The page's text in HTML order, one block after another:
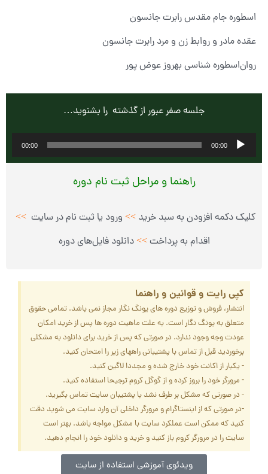
اسطوره جام مقدس رابرت جانسون
عقده مادر و روابط زن و مرد رابرت جانسون
روان‌اسطوره شناسی بهروز عوض پور
جلسه صفر عبور از گذشته را بشنوید…
پخش‌کننده
صوت
00:00
00:00
راهنما و مراحل ثبت نام دوره
کلیک دکمه افزودن به سبد خرید>> ورود یا ثبت نام در سایت>>
اقدام به پرداخت>>دانلود فایل‌های دوره
کپی رایت و قوانین و راهنما
انتشار، فروش و توزیع دوره های یونگ نگار مجاز نمی باشد. تمامی حقوق
متعلق به یونگ نگار است. به علت ماهیت دوره ها پس از خرید امکان
عودت وجه وجود ندارد. در صورتی که پس از خرید برای دانلود به مشکلی
برخوردید قبل از تماس با پشتیبانی راههای زیر را امتحان کنید.
- یکبار از اکانت خود خارج شده و مجددا لاگین کنید.
- مرورگر خود را بروز کرده و از گوگل کروم ترجیحا استفاده کنید.
- در صورتی که مشکل بر طرف نشد با پشتیبان سایت تماس بگیرید.
-در صورتی که از اینستاگرام و مرورگر داخلی آن وارد سایت می شوید دقت
کنید که ممکن است عملکرد سایت با مشکل مواجه باشد. بهتر است
سایت را در مرورگر کروم باز کنید و خرید و دانلود خود را انجام دهید.
ویدئوی آموزشی استفاده از سایت